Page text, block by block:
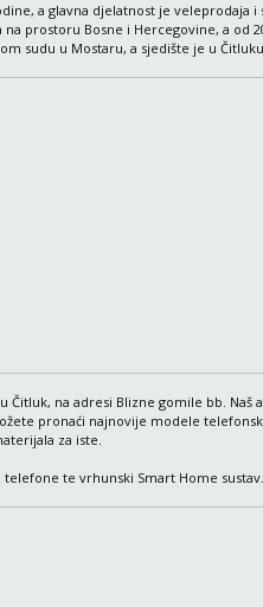
a glavna djelatnost je veleprodaja
prostoru Bosne i Hercegovine, a od
sudu u Mostaru, a sjedište je u
na adresi Blizne gomile bb. Naš
pronaći najnovije modele
za iste.
te vrhunski Smart Home sustav.